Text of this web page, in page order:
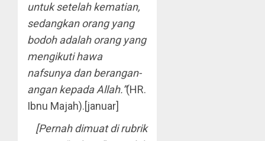
untuk setelah kematian,
sedangkan orang yang
bodoh adalah orang yang
mengikuti hawa
nafsunya dan berangan-
angan kepada Allah.”(HR.
Ibnu Majah).[januar]
[Pernah dimuat di rubrik